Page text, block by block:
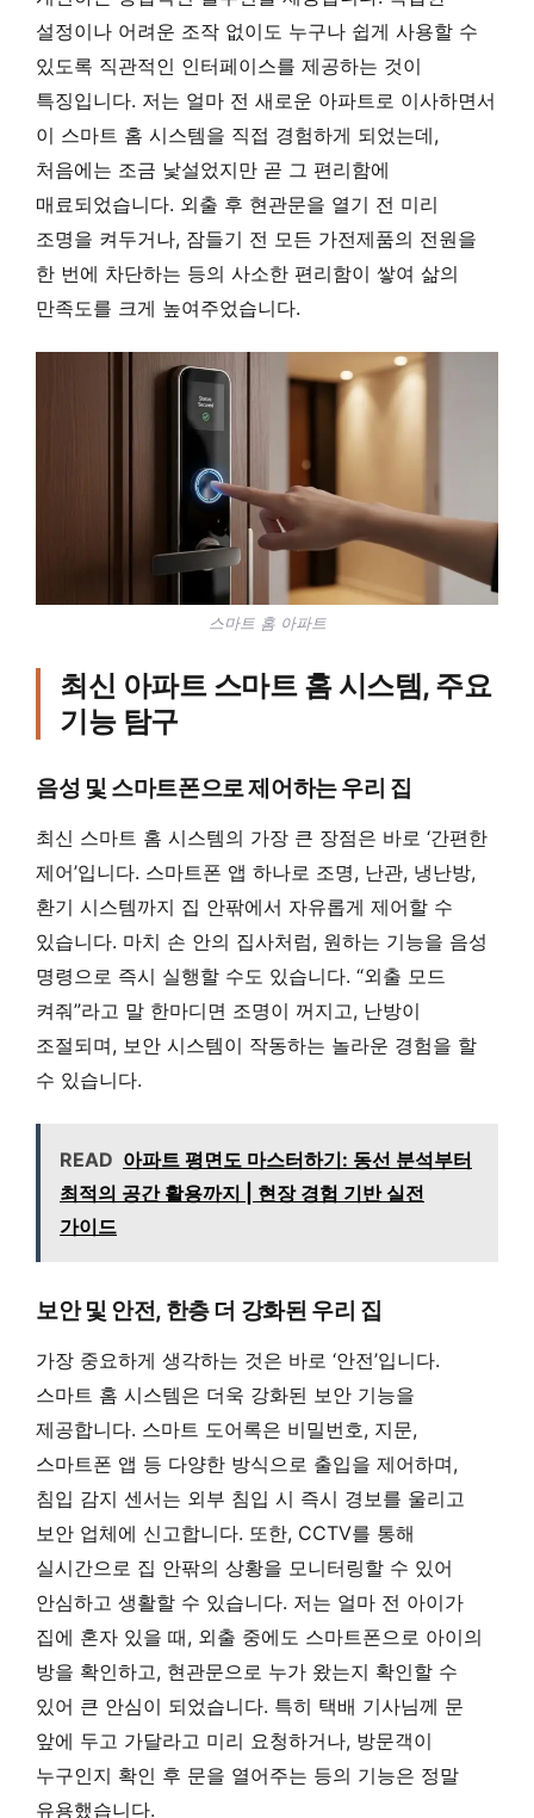
설정이나 어려운 조작 없이도 누구나 쉽게 사용할 수
있도록 직관적인 인터페이스를 제공하는 것이
특징입니다. 저는 얼마 전 새로운 아파트로 이사하면서
이 스마트 홈 시스템을 직접 경험하게 되었는데,
처음에는 조금 낯설었지만 곧 그 편리함에
매료되었습니다. 외출 후 현관문을 열기 전 미리
조명을 켜두거나, 잠들기 전 모든 가전제품의 전원을
한 번에 차단하는 등의 사소한 편리함이 쌓여 삶의
만족도를 크게 높여주었습니다.
스마트 홈 아파트
최신 아파트 스마트 홈 시스템, 주요
기능 탐구
음성 및 스마트폰으로 제어하는 우리 집
최신 스마트 홈 시스템의 가장 큰 장점은 바로 ‘간편한
제어’입니다. 스마트폰 앱 하나로 조명, 난관, 냉난방,
환기 시스템까지 집 안팎에서 자유롭게 제어할 수
있습니다. 마치 손 안의 집사처럼, 원하는 기능을 음성
명령으로 즉시 실행할 수도 있습니다. “외출 모드
켜줘”라고 말 한마디면 조명이 꺼지고, 난방이
조절되며, 보안 시스템이 작동하는 놀라운 경험을 할
수 있습니다.
READ 아파트 평면도 마스터하기: 동선 분석부터
최적의 공간 활용까지 | 현장 경험 기반 실전
가이드
보안 및 안전, 한층 더 강화된 우리 집
가장 중요하게 생각하는 것은 바로 ‘안전’입니다.
스마트 홈 시스템은 더욱 강화된 보안 기능을
제공합니다. 스마트 도어록은 비밀번호, 지문,
스마트폰 앱 등 다양한 방식으로 출입을 제어하며,
침입 감지 센서는 외부 침입 시 즉시 경보를 울리고
보안 업체에 신고합니다. 또한, CCTV를 통해
실시간으로 집 안팎의 상황을 모니터링할 수 있어
안심하고 생활할 수 있습니다. 저는 얼마 전 아이가
집에 혼자 있을 때, 외출 중에도 스마트폰으로 아이의
방을 확인하고, 현관문으로 누가 왔는지 확인할 수
있어 큰 안심이 되었습니다. 특히 택배 기사님께 문
앞에 두고 가달라고 미리 요청하거나, 방문객이
누구인지 확인 후 문을 열어주는 등의 기능은 정말
유용했습니다.